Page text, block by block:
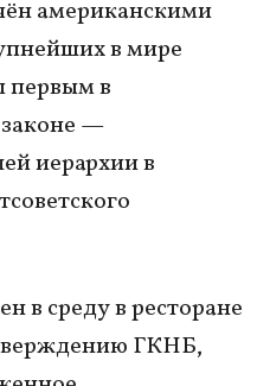
американскими
в мире
первым в
—
иерархии в
в среду в ресторане
ГКНБ,